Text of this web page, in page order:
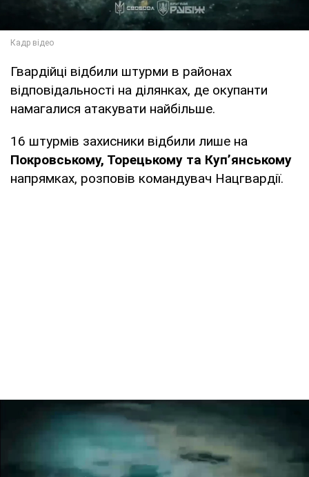
Гвардійці відбили штурми в районах
відповідальності на ділянках, де окупанти
намагалися атакувати найбільше.
16 штурмів захисники відбили лише на
Покровському, Торецькому та Купʼянському
напрямках, розповів командувач Нацгвардії.